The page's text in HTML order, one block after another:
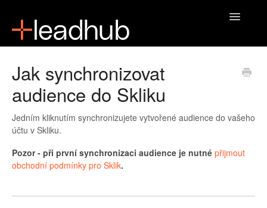
Toggle
Jak synchronizovat
audience do Skliku
Jedním kliknutím synchronizujete vytvořené audience do vašeho
účtu v Skliku.
Pozor - při první synchronizaci audience je nutné přijmout
obchodní podmínky pro Sklik.